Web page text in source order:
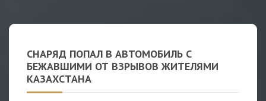
СНАРЯД ПОПАЛ В АВТОМОБИЛЬ С
БЕЖАВШИМИ ОТ ВЗРЫВОВ ЖИТЕЛЯМИ
КАЗАХСТАНА